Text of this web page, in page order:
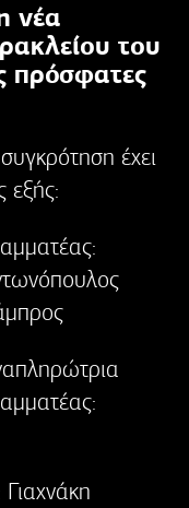
νέα
του
πρόσφατες
έχει
εξής: